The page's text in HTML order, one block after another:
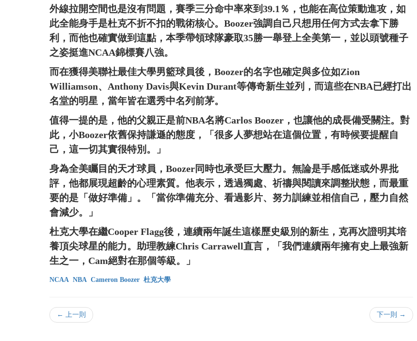
外線拉開空間也是沒有問題，賽季三分命中率來到39.1％，也能在高位策動進攻，如
此全能身手是杜克不折不扣的戰術核心。Boozer強調自己只想用任何方式去拿下勝
利，而他也確實做到這點，本季帶領球隊豪取35勝一舉登上全美第一，並以頭號種子
之姿挺進NCAA錦標賽八強。
而在獲得美聯社最佳大學男籃球員後，Boozer的名字也確定與多位如Zion
Williamson、Anthony Davis與Kevin Durant等傳奇新生並列，而這些在NBA已經打出
名堂的明星，當年皆在選秀中名列前茅。
值得一提的是，他的父親正是前NBA名將Carlos Boozer，也讓他的成長備受關注。對
此，小Boozer依舊保持謙遜的態度，「很多人夢想站在這個位置，有時候要提醒自
己，這一切其實很特別。」
身為全美矚目的天才球員，Boozer同時也承受巨大壓力。無論是手感低迷或外界批
評，他都展現超齡的心理素質。他表示，透過獨處、祈禱與閱讀來調整狀態，而最重
要的是「做好準備」。「當你準備充分、看過影片、努力訓練並相信自己，壓力自然
會減少。」
杜克大學在繼Cooper Flagg後，連續兩年誕生這樣歷史級別的新生，克再次證明其培
養頂尖球星的能力。助理教練Chris Carrawell直言，「我們連續兩年擁有史上最強新
生之一，Cam絕對在那個等級。」
NCAA NBA Cameron Boozer 杜克大學
← 上一則 下一則 →